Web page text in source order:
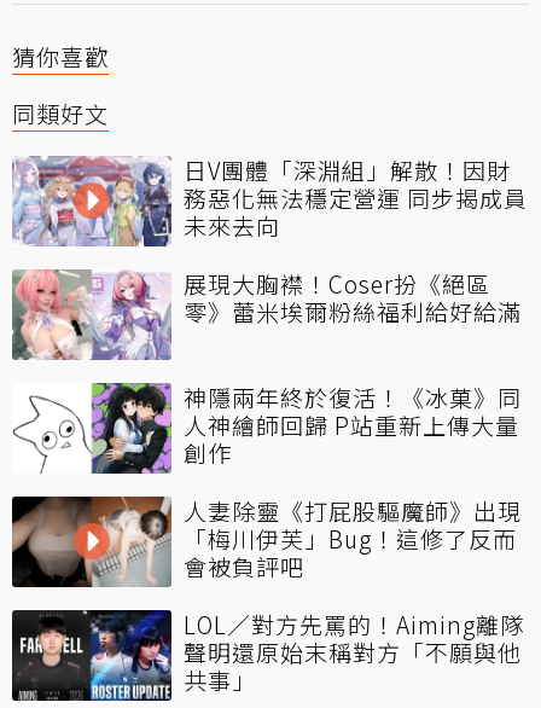
猜你喜歡
同類好文
日V團體「深淵組」解散！因財
務惡化無法穩定營運 同步揭成員
未來去向
展現大胸襟！Coser扮《絕區
零》蕾米埃爾粉絲福利給好給滿
神隱兩年終於復活！《冰菓》同
人神繪師回歸 P站重新上傳大量
創作
人妻除靈《打屁股驅魔師》出現
「梅川伊芙」Bug！這修了反而
會被負評吧
LOL／對方先罵的！Aiming離隊
聲明還原始末稱對方「不願與他
共事」